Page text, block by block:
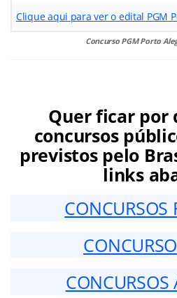
Clique aqui para ver o edital PGM
Concurso PGM Porto
Quer ficar por
concursos
previstos pelo
links
CONCURSOS
CONCURSOS